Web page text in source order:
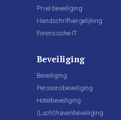
Privé beveiliging
Handschriftvergelijking
Forensische-IT
Beveiliging
Beveiliging
Persoonsbeveiliging
Hotelbeveiliging
(Lucht)havenbeveiliging